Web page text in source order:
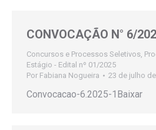
CONVOCAÇÃO N° 6/
Concursos e Processos Seletivos,
Estágio - Edital nº 01/2025
Por Fabiana Nogueira 23 de julho
Convocacao-6.2025-1Baixar